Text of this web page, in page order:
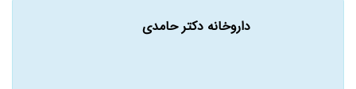
داروخانه دکتر حامدی